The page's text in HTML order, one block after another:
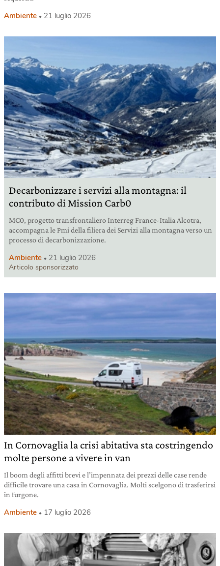
Ambiente 21 luglio 2026
Decarbonizzare i servizi alla montagna: il
contributo di Mission Carb0
MC0, progetto transfrontaliero Interreg France-Italia Alcotra,
accompagna le Pmi della filiera dei Servizi alla montagna verso un
processo di decarbonizzazione.
Ambiente 21 luglio 2026
Articolo sponsorizzato
In Cornovaglia la crisi abitativa sta costringendo
molte persone a vivere in van
Il boom degli affitti brevi e l’impennata dei prezzi delle case rende
difficile trovare una casa in Cornovaglia. Molti scelgono di trasferirsi
in furgone.
Ambiente 17 luglio 2026